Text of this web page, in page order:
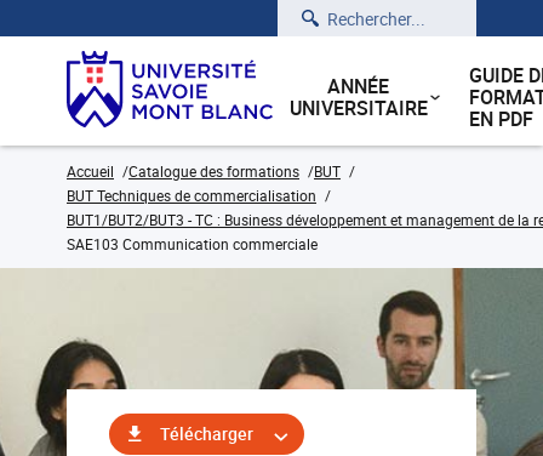
Rechercher
ANNÉE
UNIVERSITAIRE
GUIDE
EN PDF
Accueil Catalogue des formations
BUT
BUT Techniques de commercialisation
BUT1/BUT2/BUT3 - TC : Business développement et management de
SAE103 Communication commerciale
Télécharger